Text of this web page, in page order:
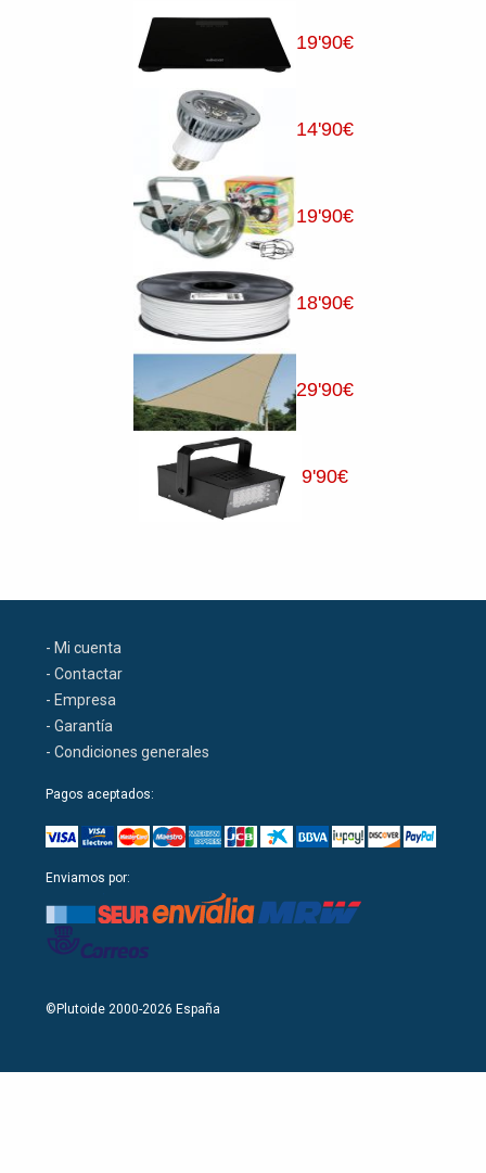
19'90€
14'90€
19'90€
18'90€
29'90€
9'90€
- Mi cuenta
- Contactar
- Empresa
- Garantía
- Condiciones generales
Pagos aceptados:
Enviamos por:
©Plutoide 2000-2026 España